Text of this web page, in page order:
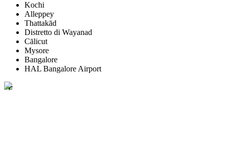
Kochi
Alleppey
Thattakād
Distretto di Wayanad
Cālicut
Mysore
Bangalore
HAL Bangalore Airport